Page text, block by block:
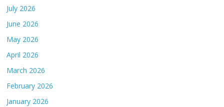
July 2026
June 2026
May 2026
April 2026
March 2026
February 2026
January 2026